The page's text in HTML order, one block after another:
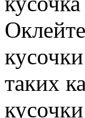
таких